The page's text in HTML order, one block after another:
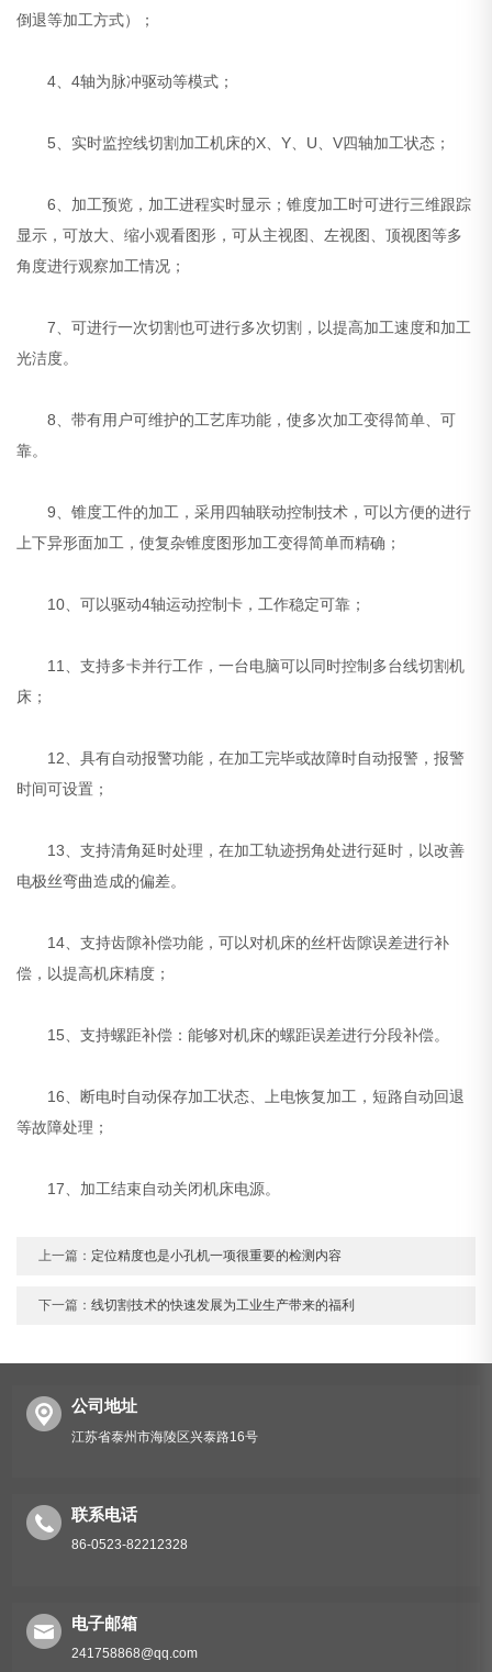
倒退等加工方式）；
4、4轴为脉冲驱动等模式；
5、实时监控线切割加工机床的X、Y、U、V四轴加工状态；
6、加工预览，加工进程实时显示；锥度加工时可进行三维跟踪
显示，可放大、缩小观看图形，可从主视图、左视图、顶视图等多
角度进行观察加工情况；
7、可进行一次切割也可进行多次切割，以提高加工速度和加工
光洁度。
8、带有用户可维护的工艺库功能，使多次加工变得简单、可
靠。
9、锥度工件的加工，采用四轴联动控制技术，可以方便的进行
上下异形面加工，使复杂锥度图形加工变得简单而精确；
10、可以驱动4轴运动控制卡，工作稳定可靠；
11、支持多卡并行工作，一台电脑可以同时控制多台线切割机
床；
12、具有自动报警功能，在加工完毕或故障时自动报警，报警
时间可设置；
13、支持清角延时处理，在加工轨迹拐角处进行延时，以改善
电极丝弯曲造成的偏差。
14、支持齿隙补偿功能，可以对机床的丝杆齿隙误差进行补
偿，以提高机床精度；
15、支持螺距补偿：能够对机床的螺距误差进行分段补偿。
16、断电时自动保存加工状态、上电恢复加工，短路自动回退
等故障处理；
17、加工结束自动关闭机床电源。
上一篇： 定位精度也是小孔机一项很重要的检测内容
下一篇：线切割技术的快速发展为工业生产带来的福利
公司地址
江苏省泰州市海陵区兴泰路16号
联系电话
86-0523-82212328
电子邮箱
241758868@qq.com